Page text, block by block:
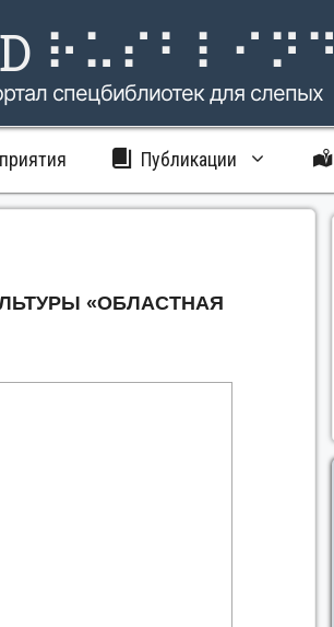
⠗⠥⠎⠃⠇⠊⠝⠙
спецбиблиотек для слепых
Публикации
«ОБЛАСТНАЯ